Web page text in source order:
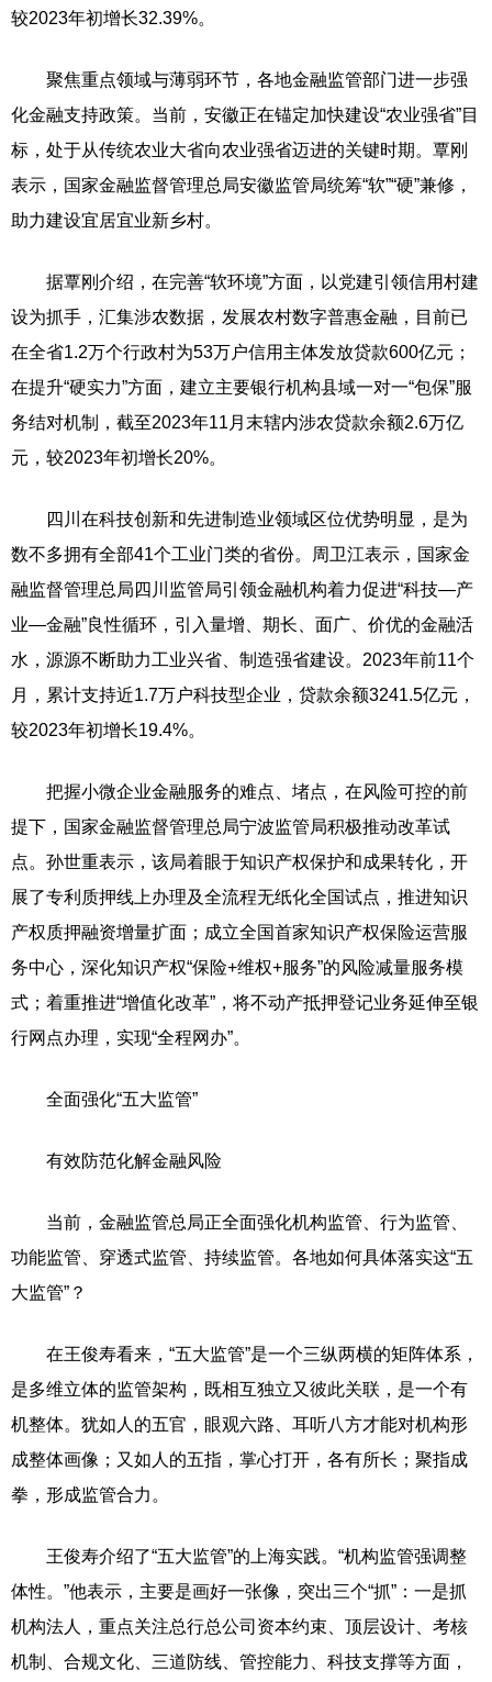
较2023年初增长32.39%。
聚焦重点领域与薄弱环节，各地金融监管部门进一步强
化金融支持政策。当前，安徽正在锚定加快建设“农业强省”目
标，处于从传统农业大省向农业强省迈进的关键时期。覃刚
表示，国家金融监督管理总局安徽监管局统筹“软”“硬”兼修，
助力建设宜居宜业新乡村。
据覃刚介绍，在完善“软环境”方面，以党建引领信用村建
设为抓手，汇集涉农数据，发展农村数字普惠金融，目前已
在全省1.2万个行政村为53万户信用主体发放贷款600亿元；
在提升“硬实力”方面，建立主要银行机构县域一对一“包保”服
务结对机制，截至2023年11月末辖内涉农贷款余额2.6万亿
元，较2023年初增长20%。
四川在科技创新和先进制造业领域区位优势明显，是为
数不多拥有全部41个工业门类的省份。周卫江表示，国家金
融监督管理总局四川监管局引领金融机构着力促进“科技—产
业—金融”良性循环，引入量增、期长、面广、价优的金融活
水，源源不断助力工业兴省、制造强省建设。2023年前11个
月，累计支持近1.7万户科技型企业，贷款余额3241.5亿元，
较2023年初增长19.4%。
把握小微企业金融服务的难点、堵点，在风险可控的前
提下，国家金融监督管理总局宁波监管局积极推动改革试
点。孙世重表示，该局着眼于知识产权保护和成果转化，开
展了专利质押线上办理及全流程无纸化全国试点，推进知识
产权质押融资增量扩面；成立全国首家知识产权保险运营服
务中心，深化知识产权“保险+维权+服务”的风险减量服务模
式；着重推进“增值化改革”，将不动产抵押登记业务延伸至银
行网点办理，实现“全程网办”。
全面强化“五大监管”
有效防范化解金融风险
当前，金融监管总局正全面强化机构监管、行为监管、
功能监管、穿透式监管、持续监管。各地如何具体落实这“五
大监管”？
在王俊寿看来，“五大监管”是一个三纵两横的矩阵体系，
是多维立体的监管架构，既相互独立又彼此关联，是一个有
机整体。犹如人的五官，眼观六路、耳听八方才能对机构形
成整体画像；又如人的五指，掌心打开，各有所长；聚指成
拳，形成监管合力。
王俊寿介绍了“五大监管”的上海实践。“机构监管强调整
体性。”他表示，主要是画好一张像，突出三个“抓”：一是抓
机构法人，重点关注总行总公司资本约束、顶层设计、考核
机制、合规文化、三道防线、管控能力、科技支撑等方面，